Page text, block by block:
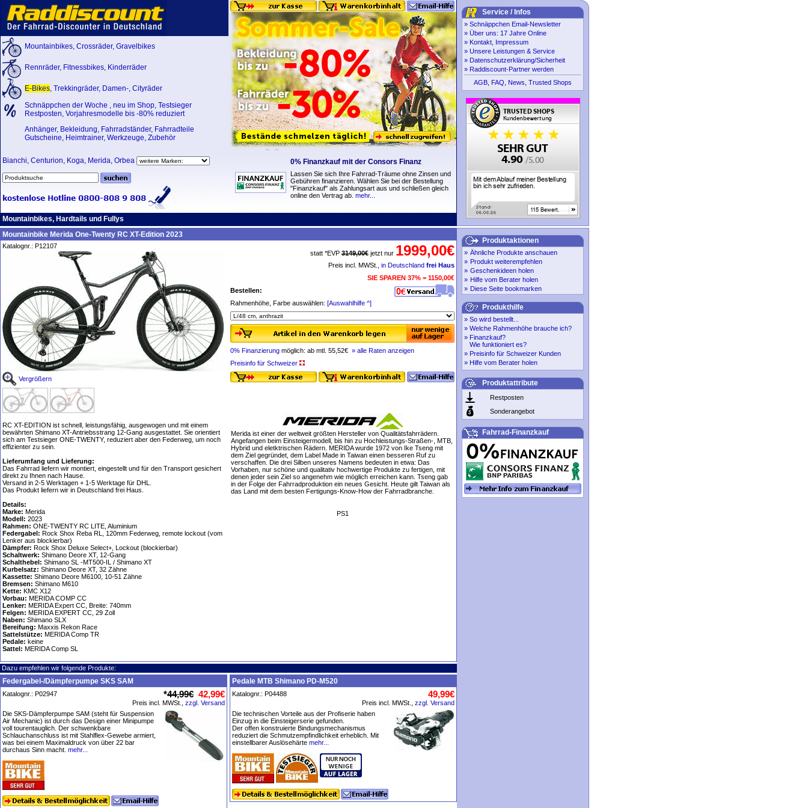
Mountainbikes, Crossräder, Gravelbikes
Rennräder, Fitnessbikes, Kinderräder
E-Bikes, Trekkingräder, Damen-, Cityräder
Schnäppchen der Woche , neu im Shop, Testsieger
Restposten, Vorjahresmodelle bis -80% reduziert
Anhänger, Bekleidung, Fahrradständer, Fahrradteile
Gutscheine, Heimtrainer, Werkzeuge, Zubehör
Service / Infos
» Schnäppchen Email-Newsletter
» Über uns: 17 Jahre Online
» Kontakt, Impressum
» Unsere Leistungen & Service
» Datenschutzerklärung/Sicherheit
» Raddiscount-Partner werden
AGB FAQ News Trusted Shops
Bianchi, Centurion, Koga, Merida, Orbea 0% Finanzkauf mit der Consors Finanz
Lassen Sie sich Ihre Fahrrad-Träume ohne Zinsen und
Gebühren finanzieren. Wählen Sie bei der Bestellung
"Finanzkauf" als Zahlungsart aus und schließen gleich
online den Vertrag ab. mehr...
Mountainbikes, Hardtails und Fullys
Mountainbike Merida One-Twenty RC XT-Edition 2023
Katalognr.: P12107
Vergrößern
RC XT-EDITION ist schnell, leistungsfähig, ausgewogen und mit einem
bewährten Shimano XT-Antriebsstrang 12-Gang ausgestattet. Sie orientiert
sich am Testsieger ONE-TWENTY, reduziert aber den Federweg, um noch
effizienter zu sein.
Lieferumfang und Lieferung:
Das Fahrrad liefern wir montiert, eingestellt und für den Transport gesichert
direkt zu Ihnen nach Hause.
Versand in 2-5 Werktagen + 1-5 Werktage für DHL.
Das Produkt liefern wir in Deutschland frei Haus.
Details:
Marke: Merida
Modell: 2023
Rahmen: ONE-TWENTY RC LITE, Aluminium
Federgabel: Rock Shox Reba RL, 120mm Federweg, remote lockout (vom
Lenker aus blockierbar)
Dämpfer: Rock Shox Deluxe Select+, Lockout (blockierbar)
Schaltwerk: Shimano Deore XT, 12-Gang
Schalthebel: Shimano SL -MT500-IL / Shimano XT
Kurbelsatz: Shimano Deore XT, 32 Zähne
Kassette: Shimano Deore M6100, 10-51 Zähne
Bremsen: Shimano M610
Kette: KMC X12
Vorbau: MERIDA COMP CC
Lenker: MERIDA Expert CC, Breite: 740mm
Felgen: MERIDA EXPERT CC, 29 Zoll
Naben: Shimano SLX
Bereifung: Maxxis Rekon Race
Sattelstütze: MERIDA Comp TR
Pedale: keine
Sattel: MERIDA Comp SL
statt *EVP 3149,00€ jetzt nur 1999,00€
Preis incl. MWSt., in Deutschland frei Haus
SIE SPAREN 37% = 1150,00€
Bestellen:
Rahmenhöhe, Farbe auswählen: [Auswahlhilfe ^]
0% Finanzierung möglich: ab mtl. 55,52€ » alle Raten anzeigen
Preisinfo für Schweizer
Merida ist einer der weltweit größten Hersteller von Qualitätsfahrrädern.
Angefangen beim Einsteigermodell, bis hin zu Hochleistungs-Straßen-, MTB,
Hybrid und eletktrischen Rädern. MERIDA wurde 1972 von Ike Tseng mit
dem Ziel gegründet, dem Label Made in Taiwan einen besseren Ruf zu
verschaffen. Die drei Silben unseres Namens bedeuten in etwa: Das
Vorhaben, nur schöne und qualitativ hochwertige Produkte zu fertigen, mit
denen jeder sein Ziel so angenehm wie möglich erreichen kann. Tseng gab
in der Folge der Fahrradproduktion ein neues Gesicht. Heute gilt Taiwan als
das Land mit dem besten Fertigungs-Know-How der Fahrradbranche.
PS1
Produktaktionen
» Ähnliche Produkte anschauen
» Produkt weiterempfehlen
» Geschenkideen holen
» Hilfe vom Berater holen
» Diese Seite bookmarken
Produkthilfe
» So wird bestellt...
» Welche Rahmenhöhe brauche ich?
» Finanzkauf?
Wie funktioniert es?
» Preisinfo für Schweizer Kunden
» Hilfe vom Berater holen
Produktattribute
Restposten
Sonderangebot
Fahrrad-Finanzkauf
Dazu empfehlen wir folgende Produkte:
Federgabel-/Dämpferpumpe SKS SAM
Katalognr.: P02947 *44,99€ 42,99€
Preis incl. MWSt., zzgl. Versand
Die SKS-Dämpferpumpe SAM (steht für Suspension
Air Mechanic) ist durch das Design einer Minipumpe
voll tourentauglich. Der schwenkbare
Schlauchanschluss ist mit Stahlflex-Gewebe armiert,
was bei einem Maximaldruck von über 22 bar
durchaus Sinn macht. mehr...
Pedale MTB Shimano PD-M520
Katalognr.: P04488 49,99€
Preis incl. MWSt., zzgl. Versand
Die technischen Vorteile aus der Profiserie haben
Einzug in die Einsteigerserie gefunden.
Der offen konstruierte Bindungsmechanismus
reduziert die Schmutzempfindlichkeit erheblich. Mit
einstellbarer Auslösehärte mehr...